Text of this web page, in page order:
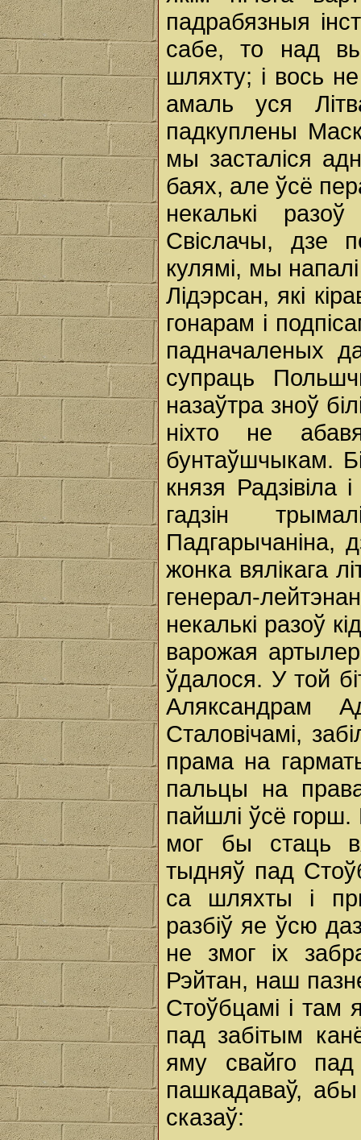
падрабязныя
сабе, то над
шляхту; i вось
амаль уся
падкуплены
мы засталіся
баях, але ўсё
некалькі
Свіслачы, дзе
кулямі, мы
Лідэрсан, які
гонарам i
падначаленых
супраць
назаўтра зноў
ніхто не
бунтаўшчыкам.
князя
гадзін
Падгарычаніна,
жонка вялікага
генерал-
некалькі разоў
варожая
ўдалося. У той
Аляксандрам
Сталовічамі,
прама на
пальцы на
пайшлі ўсё горш.
мог бы стаць
тыдняў пад
са шляхты i
разбіў яе ўсю
не змог ix
Рэйтан, наш
Стоўбцамі i там
пад забітым
яму свайго
пашкадаваў,
сказаў: